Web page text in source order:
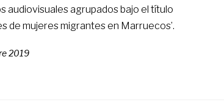
audiovisuales agrupados bajo el título
de mujeres migrantes en Marruecos’.
2019